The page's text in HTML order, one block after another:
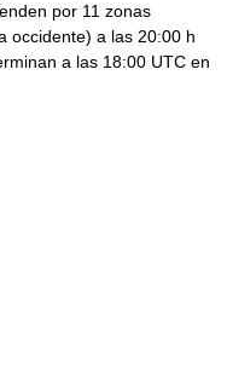
por 11 zonas
occidente) a las 20:00 h
a las 18:00 UTC en